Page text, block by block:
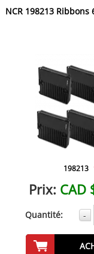
NCR 198213 Ribbons
198213
Prix: CAD
Quantité: -